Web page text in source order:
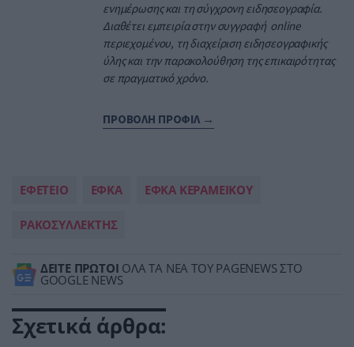
ενημέρωσης και τη σύγχρονη ειδησεογραφία.
Διαθέτει εμπειρία στην συγγραφή online
περιεχομένου, τη διαχείριση ειδησεογραφικής
ύλης και την παρακολούθηση της επικαιρότητας
σε πραγματικό χρόνο.
ΠΡΟΒΟΛΗ ΠΡΟΦΙΛ →
ΕΦΕΤΕΙΟ ΕΦΚΑ ΕΦΚΑ ΚΕΡΑΜΕΙΚΟΥ
ΡΑΚΟΣΥΛΛΕΚΤΗΣ
ΔΕΙΤΕ ΠΡΩΤΟΙ ΟΛΑ ΤΑ ΝΕΑ ΤΟΥ PAGENEWS ΣΤΟ
GOOGLE NEWS
Σχετικά άρθρα: